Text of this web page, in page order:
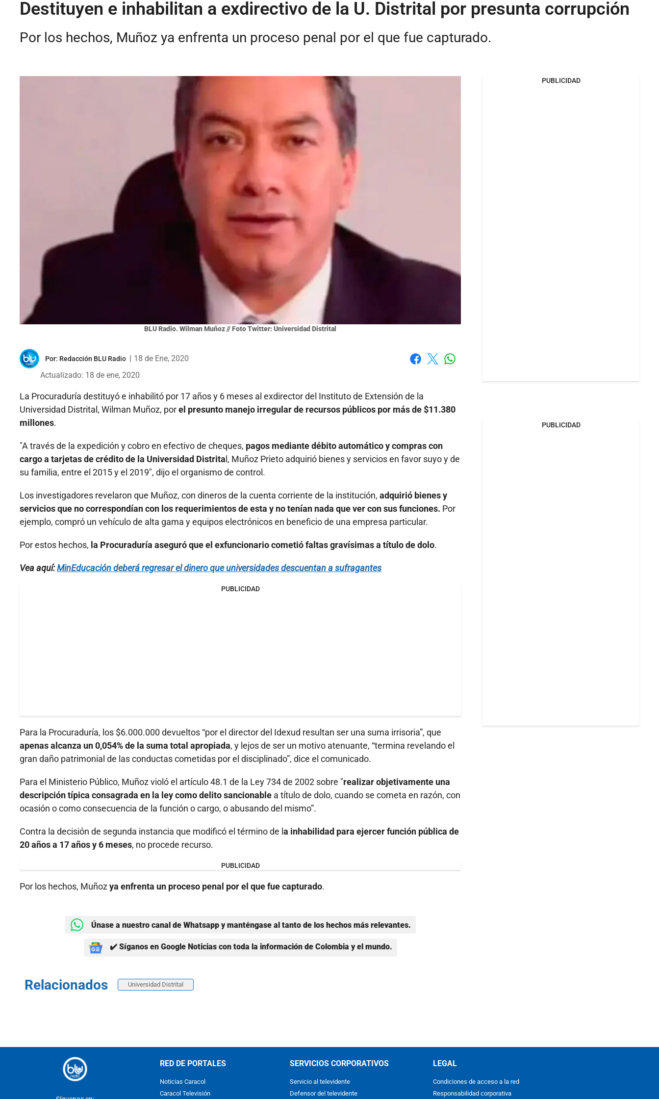
Destituyen e inhabilitan a exdirectivo de la U. Distrital por presunta corrupción
Por los hechos, Muñoz ya enfrenta un proceso penal por el que fue capturado.
BLU Radio. Wilman Muñoz // Foto Twitter: Universidad Distrital
Por: Redacción BLU Radio
18 de Ene, 2020
Actualizado: 18 de ene, 2020
La Procuraduría destituyó e inhabilitó por 17 años y 6 meses al exdirector del Instituto de Extensión de la
Universidad Distrital, Wilman Muñoz, porel presunto manejo irregular de recursos públicos por más de $11.380
millones.
"A través de la expedición y cobro en efectivo de cheques, pagos mediante débito automático y compras con
cargo a tarjetas de crédito de la Universidad Distrita l, Muñoz Prieto adquirió bienes y servicios en favor suyo y de
su familia, entre el 2015 y el 2019", dijo el organismo de control.
Los investigadores revelaron que Muñoz, con dineros de la cuenta corriente de la institución, adquirió bienes y
servicios que no correspondían con los requerimientos de esta y no tenían nada que ver con sus funciones. Por
ejemplo, compró un vehículo de alta gama y equipos electrónicos en beneficio de una empresa particular.
Por estos hechos, la Procuraduría aseguró que el exfuncionario cometió faltas gravísimas a título de dolo.
Vea aquí:MinEducación deberá regresar el dinero que universidades descuentan a sufragantes
PUBLICIDAD
Para la Procuraduría, los $6.000.000 devueltos “por el director del Idexud resultan ser una suma irrisoria”, que
apenas alcanza un 0,054% de la suma total apropiada, y lejos de ser un motivo atenuante, “termina revelando el
gran daño patrimonial de las conductas cometidas por el disciplinado”, dice el comunicado.
Para el Ministerio Público, Muñoz violó el artículo 48.1 de la Ley 734 de 2002 sobre "realizar objetivamente una
descripción típica consagrada en la ley como delito sancionable a título de dolo, cuando se cometa en razón, con
ocasión o como consecuencia de la función o cargo, o abusando del mismo”.
Contra la decisión de segunda instancia que modificó el término de l a inhabilidad para ejercer función pública de
20 años a 17 años y 6 meses, no procede recurso.
PUBLICIDAD
Por los hechos, Muñozya enfrenta un proceso penal por el que fue capturado.
Únase a nuestro canal de Whatsapp y manténgase al tanto de los hechos más relevantes.
✔️ Síganos en Google Noticias con toda la información de Colombia y el mundo.
Relacionados Universidad Distrital
PUBLICIDAD
PUBLICIDAD
RED DE PORTALES
Noticias Caracol
Caracol Televisión
SERVICIOS CORPORATIVOS
Servicio al televidente
Defensor del televidente
LEGAL
Condiciones de acceso a la red
Responsabilidad corporativa